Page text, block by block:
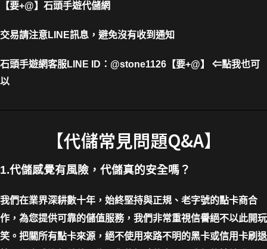
【要+@】 石頭手遊代儲網
交易請注意LINE訊息，避免沒有收到通知
石頭手遊網客服LINE ID ： @stone1126 【要+@】 ⇐點我也可
以
【代儲常見問題Q&A】
1.代儲感覺有風險，代儲真的安全嗎？
我們在業界深耕數十年，始終堅持與正規、老字號的點卡商合
作，為您提供可靠的儲值服務，我們非常重視信譽絕不以此開玩
笑。把關所有點卡來源，絕不使用來路不明的黑卡或信用卡刷退